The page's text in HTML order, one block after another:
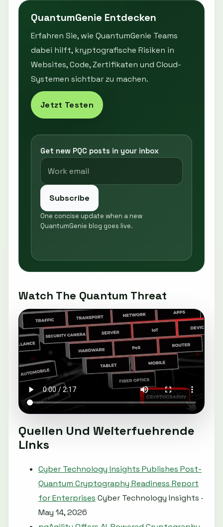
QuantumGenie Entdecken
Erfahren Sie, wie QuantumGenie Teams
dabei hilft, kryptografische Risiken in
Websites, Code, Zertifikaten und Cloud-
Systemen sichtbar zu machen.
Jetzt Testen
Get new PQC posts in your inbox
Subscribe
One concise update when a new
QuantumGenie blog goes live.
Watch The Quantum Threat
Quellen Und Weiterfuehrende
Links
Cyber Technology Insights Publishes Post-
Quantum Cryptography Readiness Report
for Enterprises Cyber Technology Insights ·
May 14, 2026